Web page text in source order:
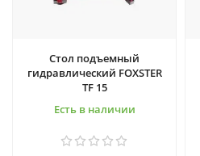
Стол подъемный
гидравлический FOXSTER
TF 15
Есть в наличии